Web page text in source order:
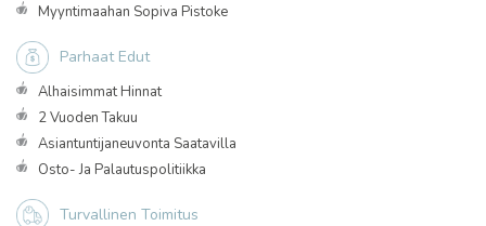
Myyntimaahan Sopiva Pistoke
Parhaat Edut
Alhaisimmat Hinnat
2 Vuoden Takuu
Asiantuntijaneuvonta Saatavilla
Osto- Ja Palautuspolitiikka
Turvallinen Toimitus